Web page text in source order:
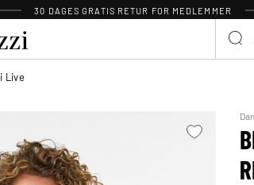
30 DAGES GRATIS RETUR FOR MEDLEMMER
Live